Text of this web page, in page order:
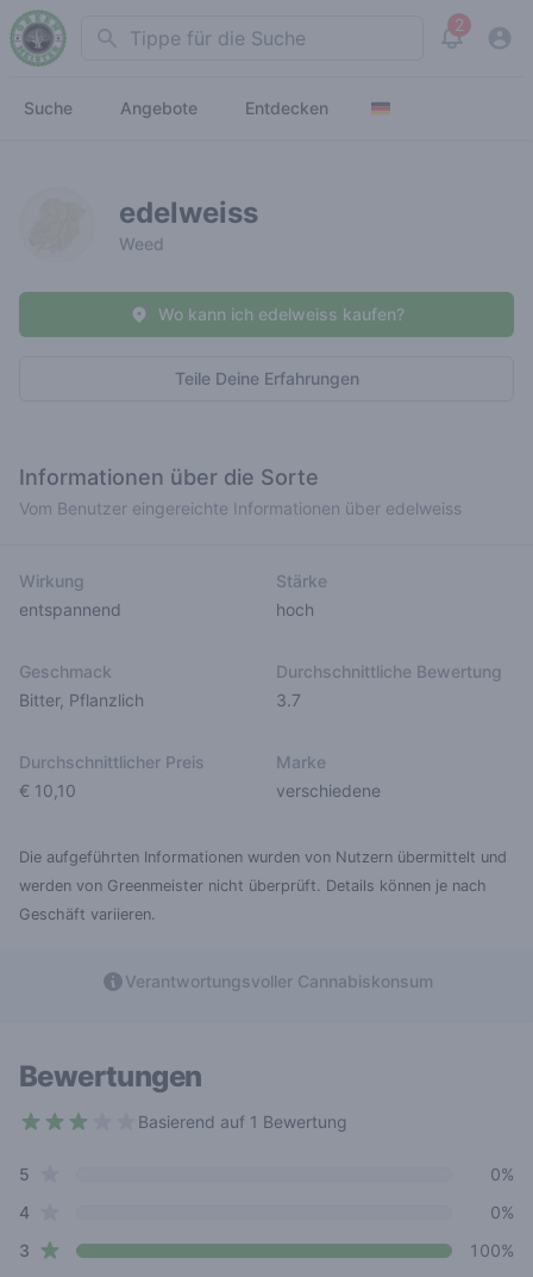
Search 2
View
Suche Angebote Entdecken
edelweiss
Weed
Teile Deine Erfahrungen
Wo kann ich edelweiss kaufen?
Informationen über die Sorte
Vom Benutzer eingereichte Informationen über edelweiss
Wirkung
entspannend
Stärke
hoch
Geschmack
Bitter, Pflanzlich
Durchschnittliche Bewertung
3.7
Durchschnittlicher Preis
€ 10,10
Marke
verschiedene
Die aufgeführten Informationen wurden von Nutzern übermittelt und
werden von Greenmeister nicht überprüft. Details können je nach
Geschäft variieren.
Verantwortungsvoller Cannabiskonsum
Bewertungen
Basierend auf 1 Bewertung
Review data
5
0%
4star reviews
0%
3 star reviews
100%